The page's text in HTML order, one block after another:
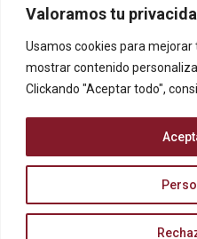
Valoramos tu
Usamos cookies para
mostrar contenido
Clickando "Aceptar todo",
¿No encuentras lo
Contáctanos
¿Te podemos
Centro De Ayuda
© ARCOPAPEL 2006 S.L. |